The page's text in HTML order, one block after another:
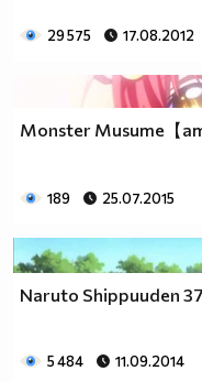
29 575 17.08.2012
Monster Musume【
189 25.07.2015
Naruto Shippuuden
5 484 11.09.2014